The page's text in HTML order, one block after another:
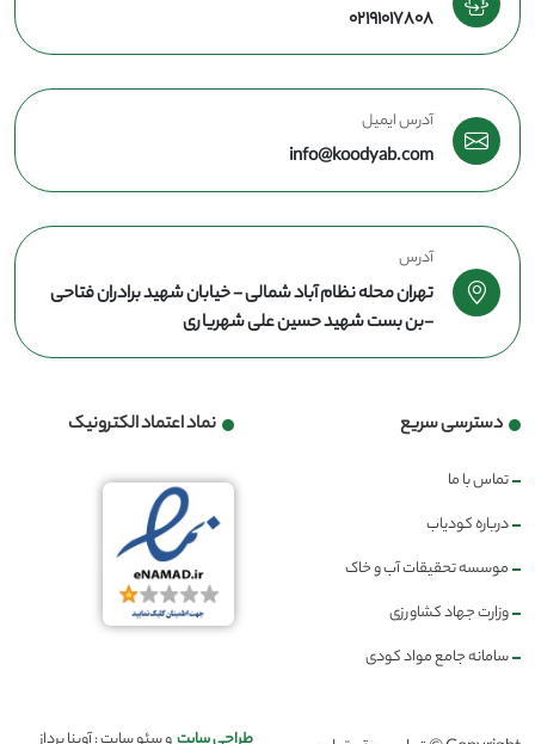
02191017808
آدرس ایمیل
info@koodyab.com
آدرس
تهران محله نظام آباد شمالی - خیابان شهید برادران فتاحی
-بن بست شهید حسین علی شهریاری
دسترسی سریع
تماس با ما
درباره کودیاب
موسسه تحقیقات آب و خاک
وزارت جهاد کشاورزی
سامانه جامع مواد کودی
نماد اعتماد الکترونیک